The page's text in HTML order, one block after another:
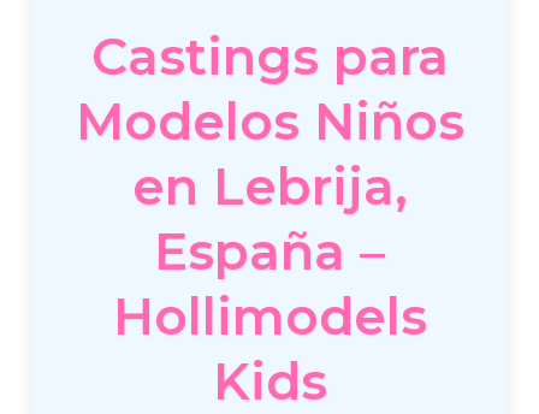
Castings para
Modelos Niños
en Lebrija,
España –
Hollimodels
Kids